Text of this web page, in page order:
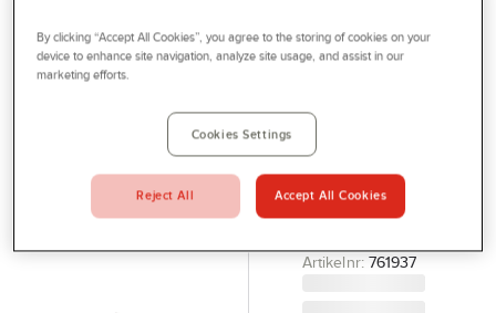
Bli kund
Profilshop
Serviceverkstad
Företagsprofilering
HABO
Habo 602
602
MATTNICKEL
KON 10 HABO
Artikelnr: 761937
By clicking “Accept All Cookies”, you agree to the storing of cookies on your
device to enhance site navigation, analyze site usage, and assist in our
marketing efforts.
Cookies Settings
Reject All Accept All Cookies